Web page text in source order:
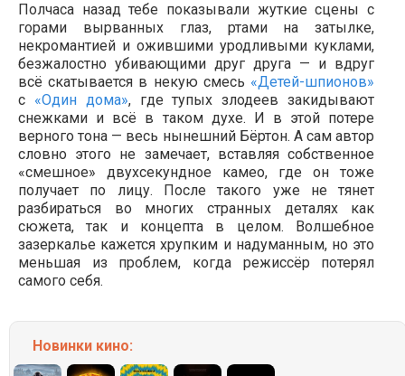
Полчаса назад тебе показывали жуткие сцены с
горами вырванных глаз, ртами на затылке,
некромантией и ожившими уродливыми куклами,
безжалостно убивающими друг друга — и вдруг
всё скатывается в некую смесь «Детей-шпионов»
с «Один дома», где тупых злодеев закидывают
снежками и всё в таком духе. И в этой потере
верного тона — весь нынешний Бёртон. А сам автор
словно этого не замечает, вставляя собственное
«смешное» двухсекундное камео, где он тоже
получает по лицу. После такого уже не тянет
разбираться во многих странных деталях как
сюжета, так и концепта в целом. Волшебное
зазеркалье кажется хрупким и надуманным, но это
меньшая из проблем, когда режиссёр потерял
самого себя.
Новинки кино: